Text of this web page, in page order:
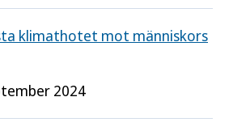
klimathotet mot människors
2024